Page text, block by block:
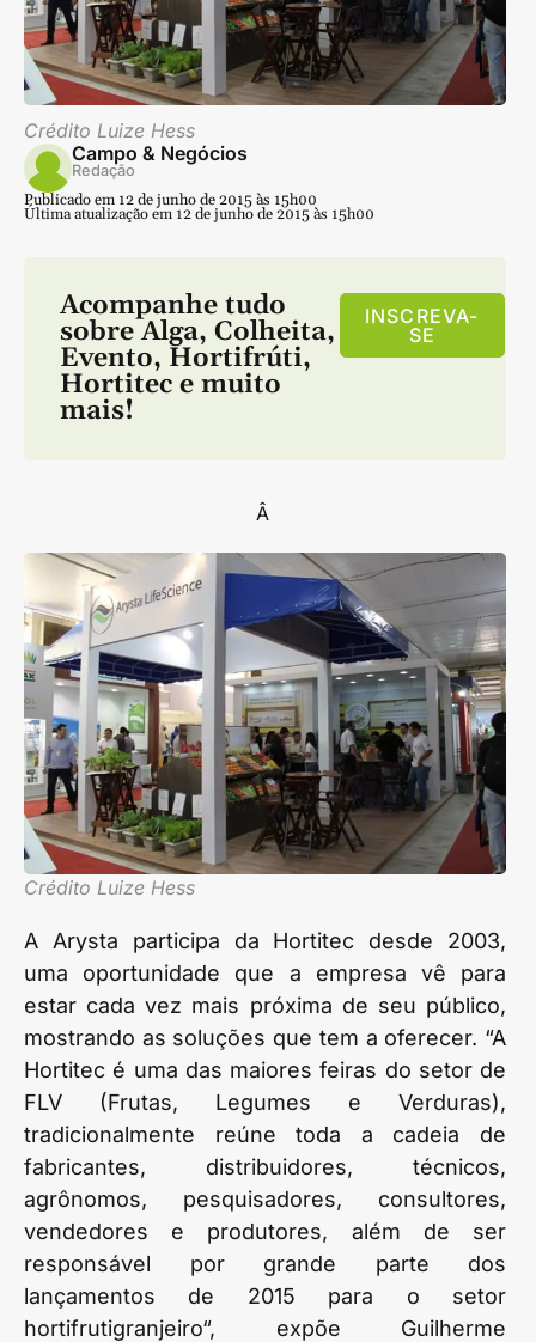
Crédito Luize Hess
Campo & Negócios
Redação
Publicado em 12 de junho de 2015 às 15h00
Última atualização em 12 de junho de 2015 às 15h00
Acompanhe tudo
sobreAlga, Colheita,
Evento, Hortifrúti,
Hortitec e muito
mais!
INSCREVA-
SE
Â
Crédito Luize Hess
A Arysta participa da Hortitec desde 2003,
uma oportunidade que a empresa vê para
estar cada vez mais próxima de seu público,
mostrando as soluções que tem a oferecer. “A
Hortitec é uma das maiores feiras do setor de
FLV (Frutas, Legumes e Verduras),
tradicionalmente reúne toda a cadeia de
fabricantes, distribuidores, técnicos,
agrônomos, pesquisadores, consultores,
vendedores e produtores, além de ser
responsável por grande parte dos
lançamentos de 2015 para o setor
hortifrutigranjeiro“, expõe Guilherme